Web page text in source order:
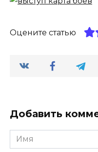
Оцените статью
Добавить
Имя
*